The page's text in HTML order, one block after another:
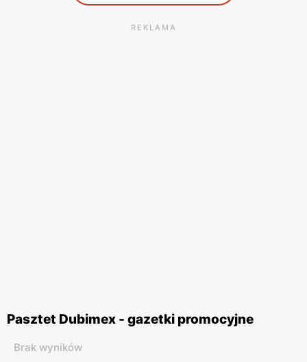
REKLAMA
Pasztet Dubimex - gazetki promocyjne
Brak wyników